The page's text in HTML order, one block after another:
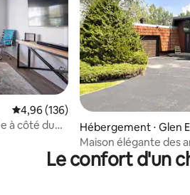
Évaluation moyenne sur la base de
4,96 (136)
à côté du
Hébergement ⋅ Glen
Maison élégante des
une escapade vintage
Le confort d'un